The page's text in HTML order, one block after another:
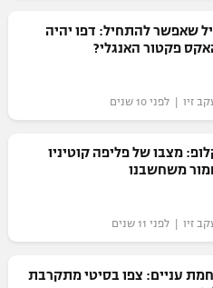
עסק
שאפשר להתחיל: דפו יהיה
פקטור האנגלי?
זיו | לפני 10 שנים
מצבו של פליפה קוטיניו
משחשבנו
זיו | לפני 11 שנים
עניים: צפו בסיטי מתקרבת